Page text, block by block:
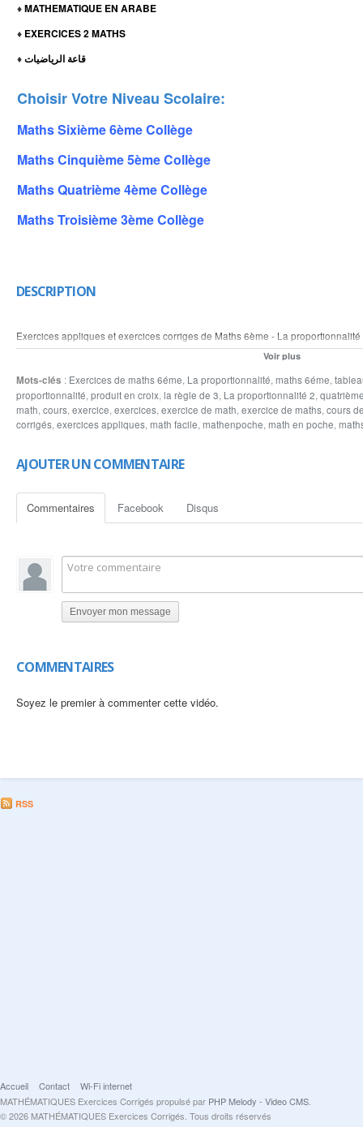
♦MATHEMATIQUE EN ARABE
♦ EXERCICES 2 MATHS
♦قاعة الرياضيات
Choisir Votre Niveau Scolaire:
Maths Sixième 6ème Collège
Maths Cinquième 5ème Collège
Maths Quatrième 4ème Collège
Maths Troisième 3ème Collège
DESCRIPTION
Exercices appliques et exercices corriges de Maths 6ème - La
quatrième proportionnelle le coefficient de proportionnalité la règle de trois
www.lemathematique.com
www.lesmathematique.com
www.arriyadiyat.com
Voir plus
Mots-clés : Exercices de maths 6éme, La proportionnalité, maths 6éme,
proportionnalité, produit en croix, la règle de 3, La proportionnalité 2,
math, cours, exercice, exercices, exercice de math, exercice de maths, cours
corrigés, exercices appliques, math facile, mathenpoche, math en poche,
AJOUTER UN COMMENTAIRE
Commentaires Facebook Disqus
Envoyer mon message
COMMENTAIRES
Soyez le premier à commenter cette vidéo.
RSS
Accueil Contact
Wi-Fi internet
MATHÉMATIQUES Exercices Corrigés propulsé par PHP Melody - Video CMS
© 2026 MATHÉMATIQUES Exercices Corrigés. Tous droits réservés